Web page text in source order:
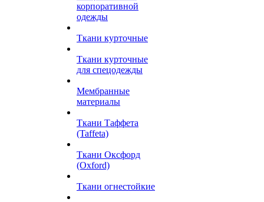
корпоративной
одежды
Ткани курточные
Ткани курточные
для спецодежды
Мембранные
материалы
Ткани Таффета
(Taffeta)
Ткани Оксфорд
(Oxford)
Ткани огнестойкие